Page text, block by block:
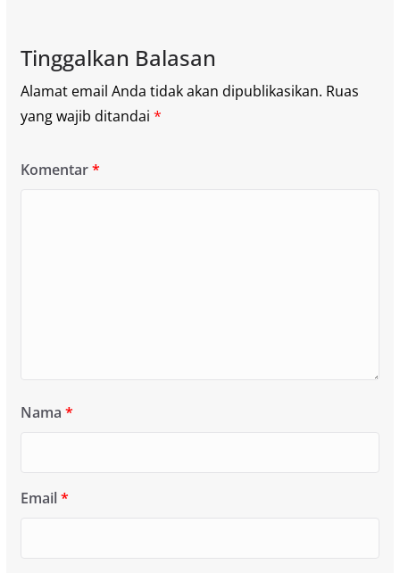
Tinggalkan Balasan
Alamat email Anda tidak akan dipublikasikan. Ruas
yang wajib ditandai *
Komentar*
Nama *
Email*